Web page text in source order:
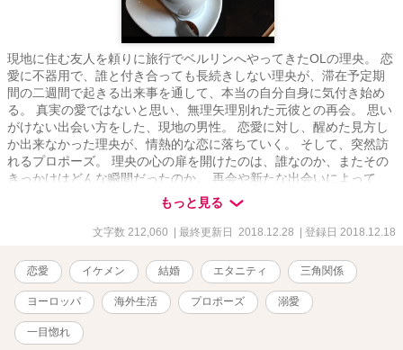
現地に住む友人を頼りに旅行でベルリンへやってきたOLの理央。 恋
愛に不器用で、誰と付き合っても長続きしない理央が、滞在予定期
間の二週間で起きる出来事を通して、本当の自分自身に気付き始め
る。 真実の愛ではないと思い、無理矢理別れた元彼との再会。 思い
がけない出会い方をした、現地の男性。 恋愛に対し、醒めた見方し
か出来なかった理央が、情熱的な恋に落ちていく。 そして、突然訪
れるプロポーズ。 理央の心の扉を開けたのは、誰なのか、またその
きっかけはどんな瞬間だったのか。 再会や新たな出会いによって、
日々変化してく彼女の日常と、その先へ続く未来を追うラブストー
もっと見る
文字数 212,060 | 最終更新日 2018.12.28 | 登録日 2018.12.18
恋愛 イケメン 結婚 エタニティ 三角関係
ヨーロッパ 海外生活 プロポーズ 溺愛
一目惚れ